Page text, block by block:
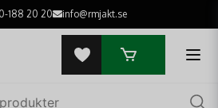
188 20 20 info@rmjakt.se